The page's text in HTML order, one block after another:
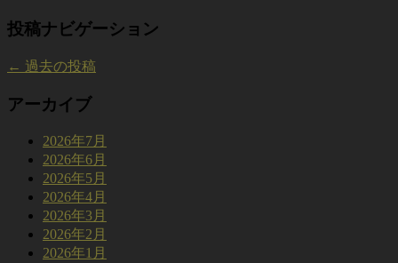
投稿ナビゲーション
← 過去の投稿
アーカイブ
2026年7月
2026年6月
2026年5月
2026年4月
2026年3月
2026年2月
2026年1月